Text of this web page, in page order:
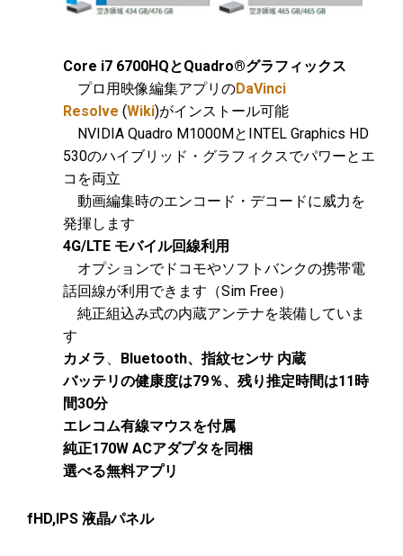
Core i7 6700HQとQuadro®グラフィックス
プロ用映像編集アプリのDaVinci
Resolve (Wiki)がインストール可能
NVIDIA Quadro M1000MとINTEL Graphics HD
530のハイブリッド・グラフィクスでパワーとエ
コを両立
動画編集時のエンコード・デコードに威力を
発揮します
4G/LTE モバイル回線利用
オプションでドコモやソフトバンクの携帯電
話回線が利用できます（Sim Free）
純正組込み式の内蔵アンテナを装備していま
す
カメラ 、 Bluetooth、指紋センサ 内蔵
バッテリの健康度は79％、残り推定時間は11時
間30分
エレコム有線マウスを付属
純正170W ACアダプタを同梱
選べる無料アプリ
fHD,IPS 液晶パネル